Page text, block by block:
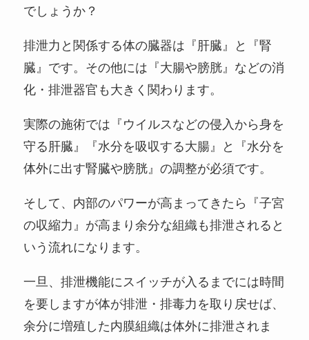
でしょうか？
排泄力と関係する体の臓器は『肝臓』と『腎
臓』です。その他には『大腸や膀胱』などの消
化・排泄器官も大きく関わります。
実際の施術では『ウイルスなどの侵入から身を
守る肝臓』『水分を吸収する大腸』と『水分を
体外に出す腎臓や膀胱』の調整が必須です。
そして、内部のパワーが高まってきたら『子宮
の収縮力』が高まり余分な組織も排泄されると
いう流れになります。
一旦、排泄機能にスイッチが入るまでには時間
を要しますが体が排泄・排毒力を取り戻せば、
余分に増殖した内膜組織は体外に排泄されま